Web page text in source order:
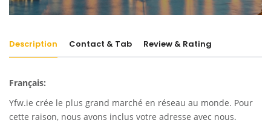
Description Contact & Tab Review & Rating
Français:
Yfw.ie crée le plus grand marché en réseau au monde. Pour
cette raison, nous avons inclus votre adresse avec nous.